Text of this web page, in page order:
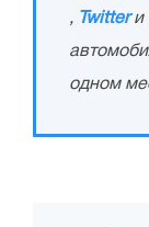
, Twitterи
одном